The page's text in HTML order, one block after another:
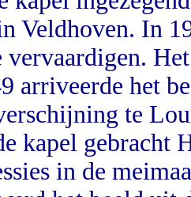
Veldhoven. In
vervaardigen.
arriveerde het
te
kapel gebracht
in de